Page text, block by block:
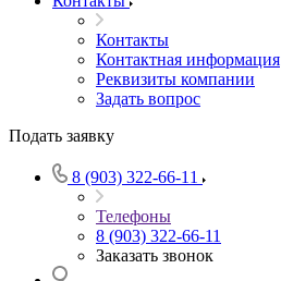
Контакты
Контактная информация
Реквизиты компании
Задать вопрос
Подать заявку
8 (903) 322-66-11
Телефоны
8 (903) 322-66-11
Заказать звонок